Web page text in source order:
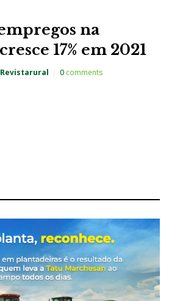
na
17% em 2021
Revistarural 0comments